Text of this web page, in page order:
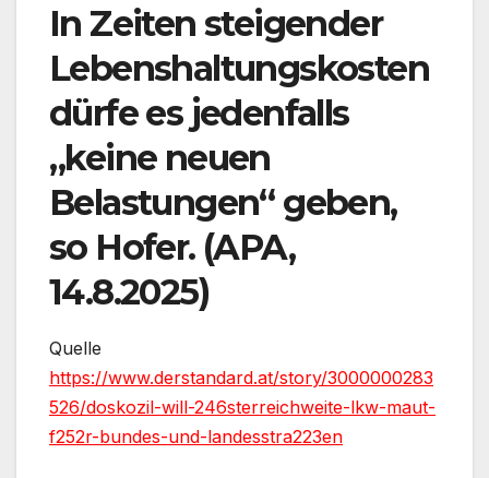
In Zeiten steigender
Lebenshaltungskosten
dürfe es jedenfalls
„keine neuen
Belastungen“ geben,
so Hofer. (APA,
14.8.2025)
Quelle
https://www.derstandard.at/story/3000000283
526/doskozil-will-246sterreichweite-lkw-maut-
f252r-bundes-und-landesstra223en